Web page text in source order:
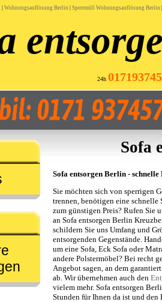
Wohnungsauflösung Berlin Sperrmüll Wohnungsauflösung Berlin
24h
Sofa
Sofa entsorgen Berlin -
Sie möchten sich von sperrigen
trennen, benötigen eine schnelle
zum günstigen Preis? Rufen Sie
an Sofa entsorgen Berlin
schildern Sie uns Umfang und
entsorgenden Gegenstände.
um eine Sofa, Eck Sofa oder
andere Polstermöbel? Bei recht
Angebot sagen, an dem
ab. Wir übernehmen auch den
vielem mehr. Sofa entsorgen
Stunden für Ihnen da ist und den